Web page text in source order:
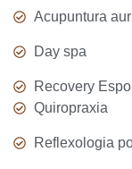
Acupuntura
Day spa
Recovery
Quiropraxia
Reflexologia